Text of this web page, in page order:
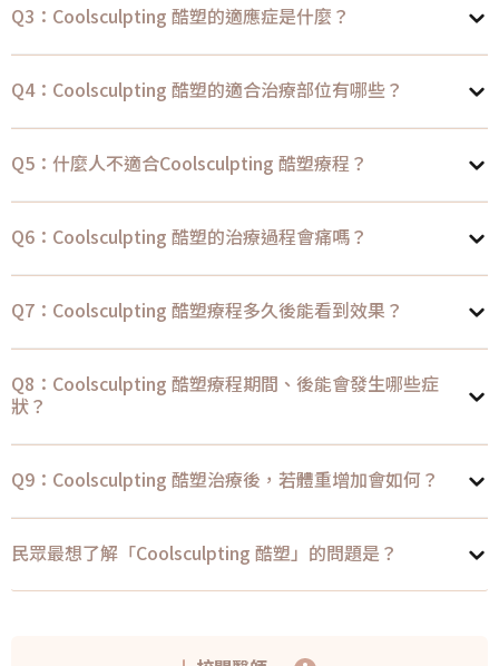
Q3：Coolsculpting 酷塑的適應症是什麼？
Q4：Coolsculpting 酷塑的適合治療部位有哪些？
Q5：什麼人不適合Coolsculpting 酷塑療程？
Q6：Coolsculpting 酷塑的治療過程會痛嗎？
Q7：Coolsculpting 酷塑療程多久後能看到效果？
Q8：Coolsculpting 酷塑療程期間、後能會發生哪些症
狀？
Q9：Coolsculpting 酷塑治療後，若體重增加會如何？
民眾最想了解「Coolsculpting 酷塑」的問題是？